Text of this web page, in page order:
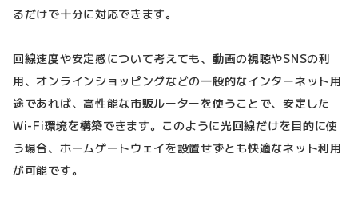
るだけで十分に対応できます。
回線速度や安定感について考えても、動画の視聴やSNSの利
用、オンラインショッピングなどの一般的なインターネット用
途であれば、高性能な市販ルーターを使うことで、安定した
Wi-Fi環境を構築できます。このように光回線だけを目的に使
う場合、ホームゲートウェイを設置せずとも快適なネット利用
が可能です。